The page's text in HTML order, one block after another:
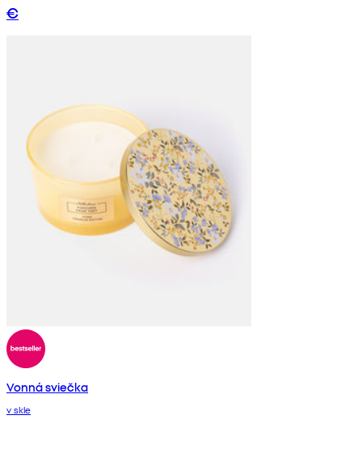
€
Vonná sviečka
v skle